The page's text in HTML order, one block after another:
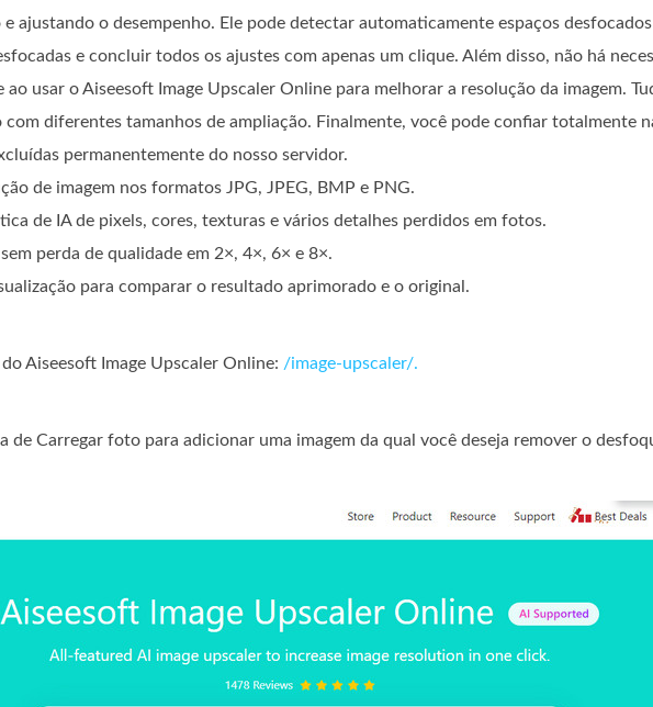
ajustando o desempenho. Ele pode detectar automaticamente espaços
e concluir todos os ajustes com apenas um clique. Além disso, não há
usar o Aiseesoft Image Upscaler Online para melhorar a resolução da imagem.
diferentes tamanhos de ampliação. Finalmente, você pode confiar totalmente
permanentemente do nosso servidor.
de imagem nos formatos JPG, JPEG, BMP e PNG.
de IA de pixels, cores, texturas e vários detalhes perdidos em fotos.
perda de qualidade em 2×, 4×, 6× e 8×.
para comparar o resultado aprimorado e o original.
Aiseesoft Image Upscaler Online: /image-upscaler/.
de Carregar foto para adicionar uma imagem da qual você deseja remover o